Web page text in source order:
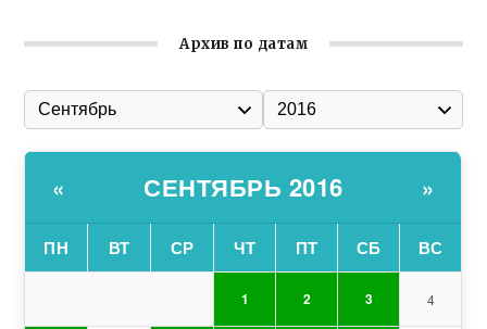
Архив по датам
« СЕНТЯБРЬ 2016 »
ПН ВТ СР ЧТ ПТ СБ ВС
1 2 3 4